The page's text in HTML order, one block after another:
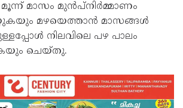
മൂന്ന് മാസം മുന്‍പ്നിര്‍മ്മാണം
മഴയെത്താന്‍ മാസങ്ങള്‍
നിലവിലെ പഴ പാലം
ചെയ്തു.